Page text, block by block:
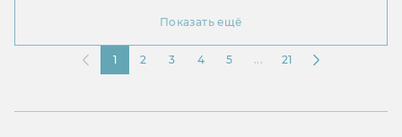
Показать ещё
1 2 3 4 5 21
...